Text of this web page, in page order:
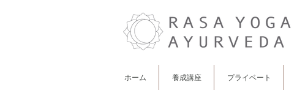
ホーム 養成講座 プライベート